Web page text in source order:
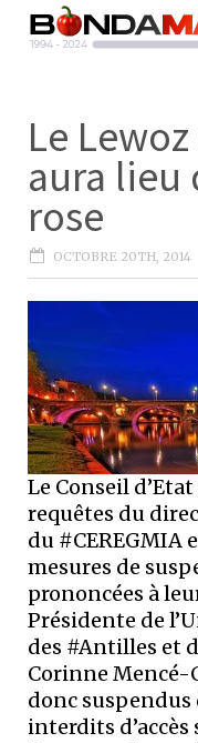
Le
aura lieu
rose
OCTOBRE 20TH, 2014
Le Conseil
requêtes du
du #CEREGMIA
mesures de
prononcées à
Présidente de
des #Antilles et
Corinne Mencé-
donc
interdits d’accès